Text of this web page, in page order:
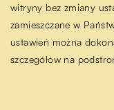
witryny bez zmiany
zamieszczane w
ustawień można
szczegółów na